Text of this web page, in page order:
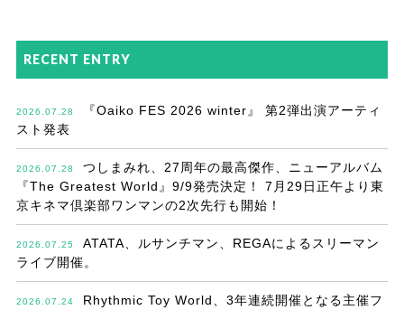
RECENT ENTRY
2026.07.28
『Oaiko FES 2026 winter』 第2弾出演アーティ
スト発表
2026.07.28
つしまみれ、27周年の最高傑作、ニューアルバム
『The Greatest World』9/9発売決定！ 7月29日正午より東
京キネマ倶楽部ワンマンの2次先行も開始！
2026.07.25
ATATA、ルサンチマン、REGAによるスリーマン
ライブ開催。
2026.07.24
Rhythmic Toy World、3年連続開催となる主催フ